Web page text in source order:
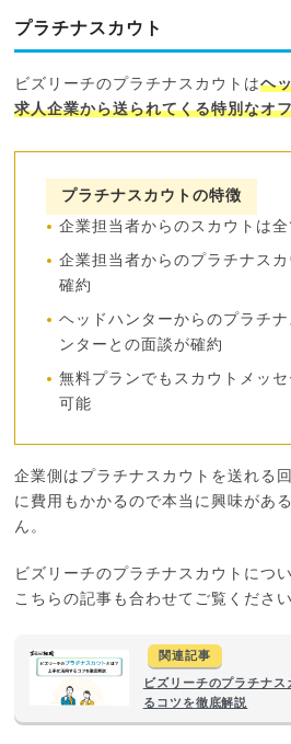
プラチナスカウト
ビズリーチのプラチナスカウトはヘ
求人企業から送られてくる特別なオ
プラチナスカウトの特徴
企業担当者からのスカウトは
企業担当者からのプラチナス
確約
ヘッドハンターからのプラチ
ンターとの面談が確約
無料プランでもスカウトメッ
可能
企業側はプラチナスカウトを送れる
に費用もかかるので本当に興味があ
ん。
ビズリーチのプラチナスカウトにつ
こちらの記事も合わせてご覧ください
関連記事
ビズリーチのプラチナ
るコツを徹底解説